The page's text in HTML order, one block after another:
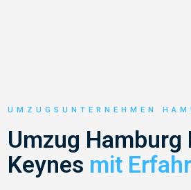
UMZUGSUNTERNEHMEN
Umzug Hamburg
Keynes mit